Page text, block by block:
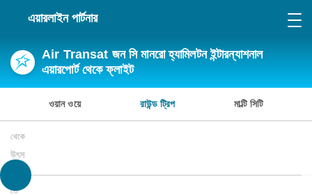
এয়ারলাইন পার্টনার
Air Transat জন সি মানরো হ্যামিলটন ইন্টারন্যাশনাল
এয়ারপোর্ট থেকে ফ্লাইট
ওয়ান ওয়ে রাউন্ড ট্রিপ মাল্টি সিটি
থেকে
উৎস
তে